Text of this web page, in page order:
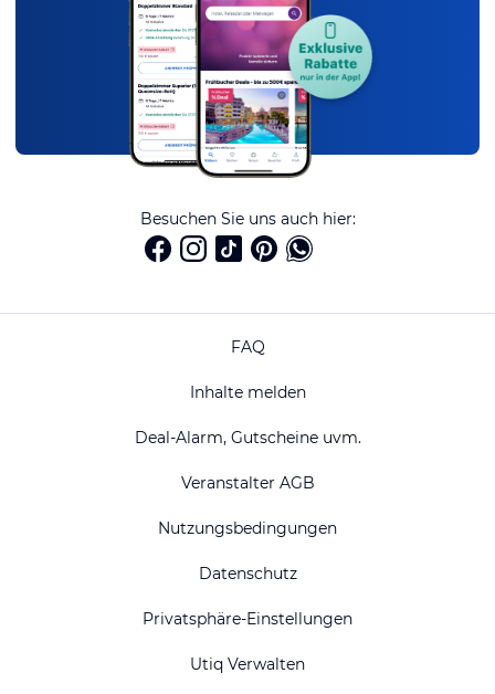
Besuchen Sie uns auch hier:
FAQ
Inhalte melden
Deal-Alarm, Gutscheine uvm.
Veranstalter AGB
Nutzungsbedingungen
Datenschutz
Privatsphäre-Einstellungen
Utiq Verwalten